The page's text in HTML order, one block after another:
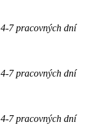
7 pracovných dní
7 pracovných dní
7 pracovných dní